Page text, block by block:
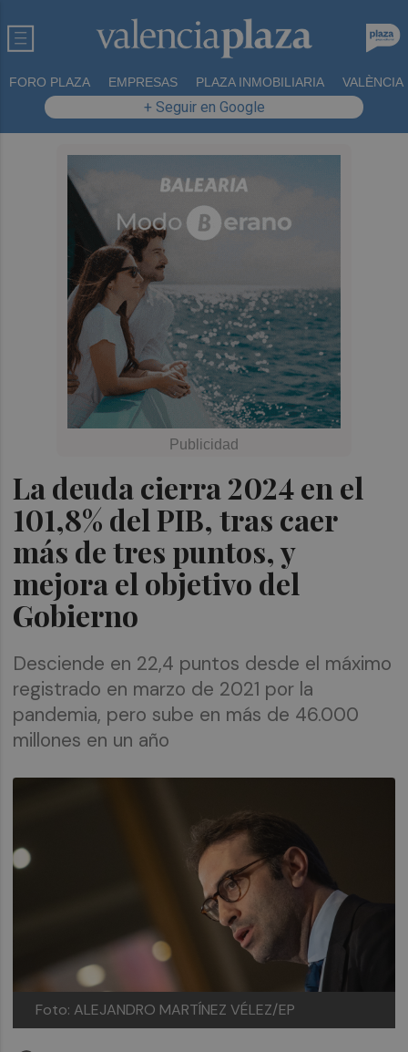
FORO PLAZA EMPRESAS PLAZA INMOBILIARIA VALÈNCIA
+ Seguir en Google
La deuda cierra 2024 en el
101,8% del PIB, tras caer
más de tres puntos, y
mejora el objetivo del
Gobierno
Desciende en 22,4 puntos desde el máximo
registrado en marzo de 2021 por la
pandemia, pero sube en más de 46.000
millones en un año
Foto: ALEJANDRO MARTÍNEZ VÉLEZ/EP